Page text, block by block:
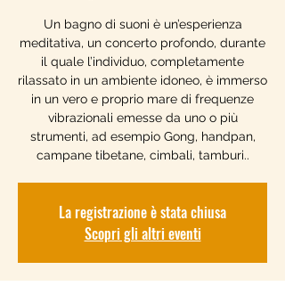
Un bagno di suoni è un’esperienza
meditativa, un concerto profondo, durante
il quale l’individuo, completamente
rilassato in un ambiente idoneo, è immerso
in un vero e proprio mare di frequenze
vibrazionali emesse da uno o più
strumenti, ad esempio Gong, handpan,
campane tibetane, cimbali, tamburi..
La registrazione è stata chiusa
Scopri gli altri eventi